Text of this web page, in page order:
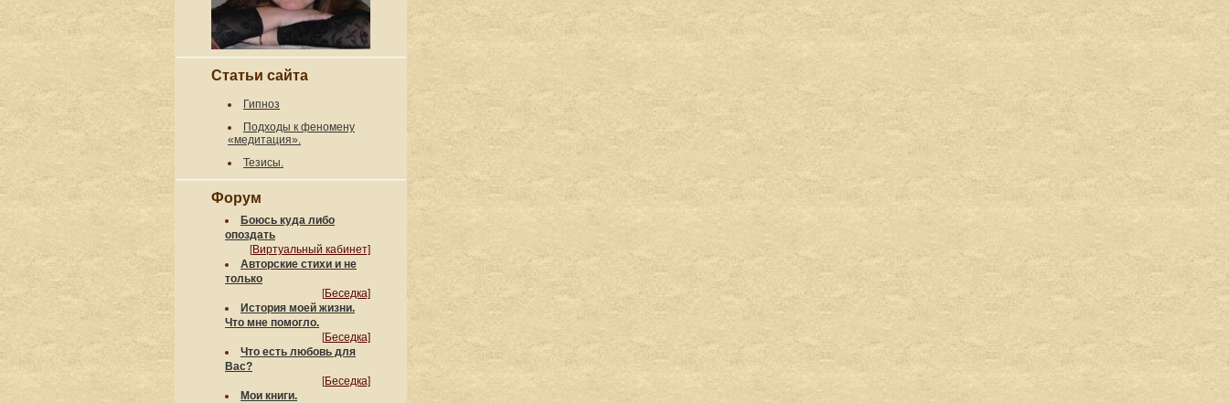
Статьи сайта
Гипноз
Подходы к феномену
«медитация».
Тезисы.
Форум
Боюсь куда либо
опоздать
[Виртуальный кабинет]
Авторские стихи и не
только
[Беседка]
История моей жизни.
Что мне помогло.
[Беседка]
Что есть любовь для
Вас?
[Беседка]
Мои книги.